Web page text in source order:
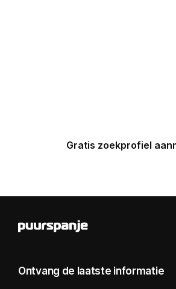
Gratis zoekprofiel
Ontvang de laatste informatie